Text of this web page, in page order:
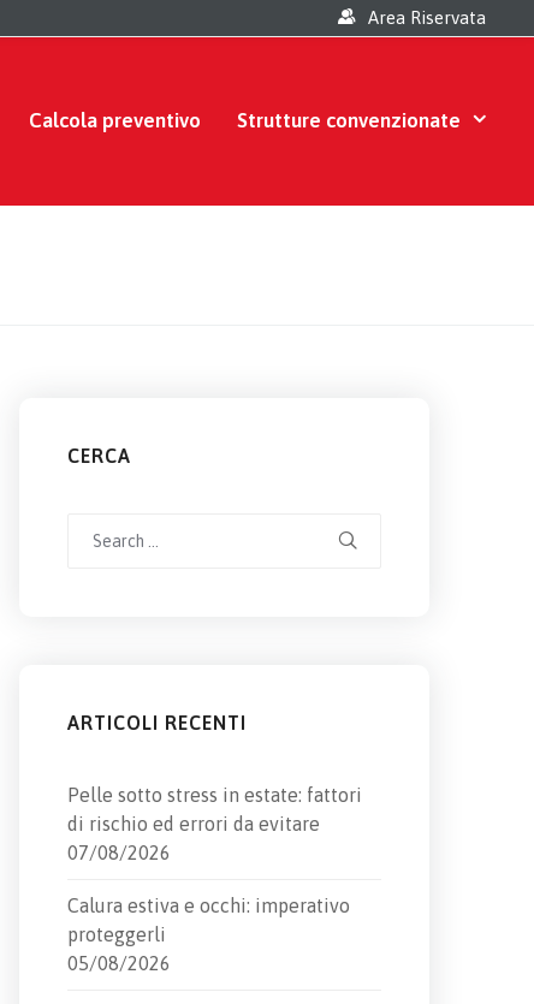
Area Riservata
Calcola preventivo Strutture convenzionate
CERCA
ARTICOLI RECENTI
Pelle sotto stress in estate: fattori
di rischio ed errori da evitare
07/08/2026
Calura estiva e occhi: imperativo
proteggerli
05/08/2026